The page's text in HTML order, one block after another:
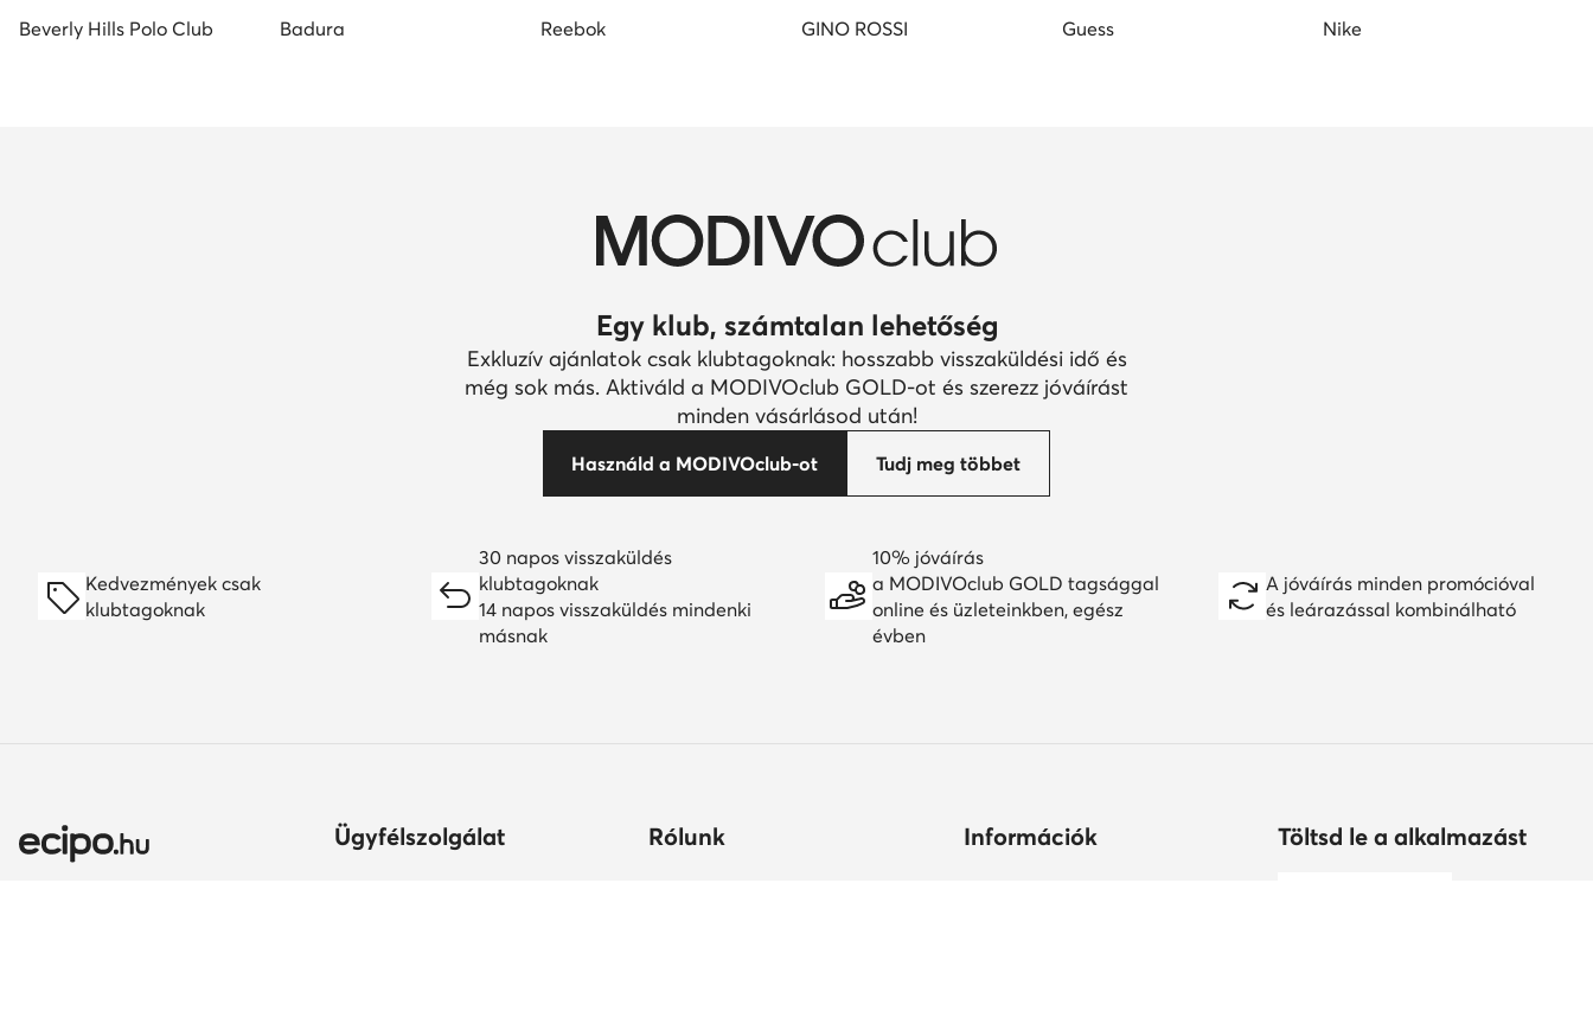
Beverly Hills Polo Club
Badura Reebok GINO ROSSI Guess Nike
Egy klub, számtalan lehetőség
Exkluzív ajánlatok csak klubtagoknak: hosszabb visszaküldési idő és
még sok más. Aktiváld a MODIVOclub GOLD-ot és szerezz jóváírást
minden vásárlásod után!
Használd a MODIVOclub-ot Tudj meg többet
Kedvezmények csak
klubtagoknak
30 napos visszaküldés
klubtagoknak
14 napos visszaküldés mindenki
másnak
10% jóváírás
a MODIVOclub GOLD tagsággal
online és üzleteinkben, egész
évben
A jóváírás minden promócióval
és leárazással kombinálható
Ügyfélszolgálat Rólunk Információk Töltsd le a alkalmazást